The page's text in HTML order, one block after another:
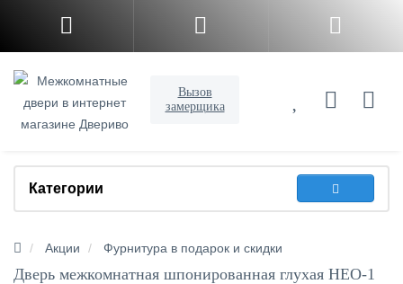
Вызов
замерщика
Категории
Акции Фурнитура в подарок и скидки
Дверь межкомнатная шпонированная глухая НЕО-1